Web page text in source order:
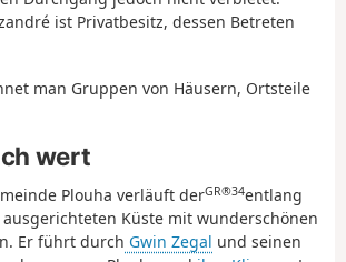
ist Privatbesitz, dessen Betreten
man Gruppen von Häusern, Ortsteile
wert
Plouha verläuft derGR®34entlang
Küste mit wunderschönen
Er führt durch Gwin Zegal und seinen